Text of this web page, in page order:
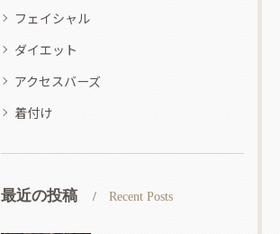
フェイシャル
ダイエット
アクセスバーズ
着付け
最近の投稿 Recent Posts